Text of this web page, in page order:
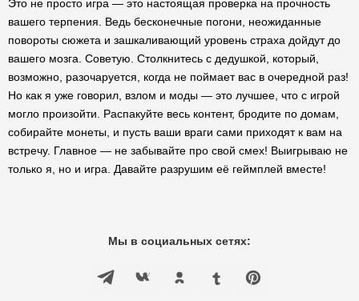
Это не просто игра — это настоящая проверка на прочность
вашего терпения. Ведь бесконечные погони, неожиданные
повороты сюжета и зашкаливающий уровень страха дойдут до
вашего мозга. Советую. Столкнитесь с дедушкой, который,
возможно, разочаруется, когда не поймает вас в очередной раз!
Но как я уже говорил, взлом и моды — это лучшее, что с игрой
могло произойти. Распакуйте весь контент, бродите по домам,
собирайте монеты, и пусть ваши враги сами приходят к вам на
встречу. Главное — не забывайте про свой смех! Выигрываю не
только я, но и игра. Давайте разрушим её геймплей вместе!
Мы в социальных сетях: